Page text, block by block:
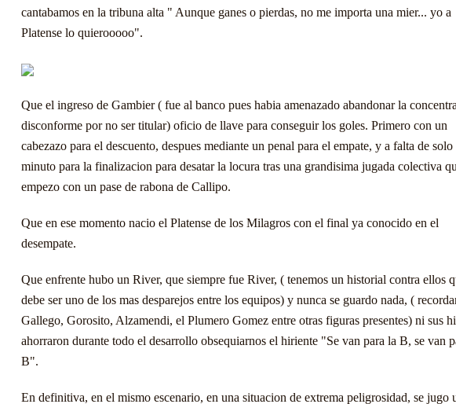
cantabamos en la tribuna alta " Aunque ganes o pierdas, no me importa una mier... yo a
Platense lo quierooooo".
Que el ingreso de Gambier ( fue al banco pues habia amenazado abandonar la
disconforme por no ser titular) oficio de llave para conseguir los goles. Primero con un
cabezazo para el descuento, despues mediante un penal para el empate, y a falta de solo
minuto para la finalizacion para desatar la locura tras una grandisima jugada colectiva
empezo con un pase de rabona de Callipo.
Que en ese momento nacio el Platense de los Milagros con el final ya conocido en el
desempate.
Que enfrente hubo un River, que siempre fue River, ( tenemos un historial contra ellos
debe ser uno de los mas desparejos entre los equipos) y nunca se guardo nada, (
Gallego, Gorosito, Alzamendi, el Plumero Gomez entre otras figuras presentes) ni sus
ahorraron durante todo el desarrollo obsequiarnos el hiriente "Se van para la B, se van
B".
En definitiva, en el mismo escenario, en una situacion de extrema peligrosidad, se jugo